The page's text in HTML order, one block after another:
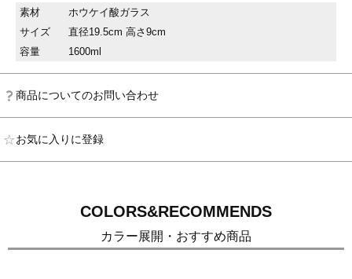
素材
ホウケイ酸ガラス
サイズ
直径19.5cm 高さ9cm
容量
1600ml
商品についてのお問い合わせ
お気に入りに登録
COLORS&RECOMMENDS
カラー展開・おすすめ商品